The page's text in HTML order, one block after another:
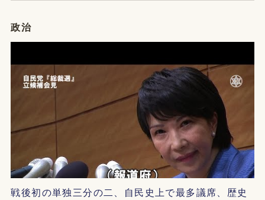
政治
戦後初の単独三分の二、自民史上で最多議席、歴史